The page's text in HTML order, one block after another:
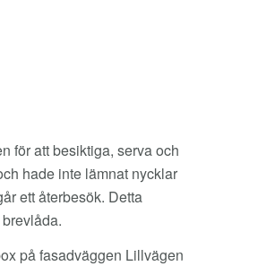
för att besiktiga, serva och
hade inte lämnat nycklar
ett återbesök. Detta
på fasadväggen Lillvägen